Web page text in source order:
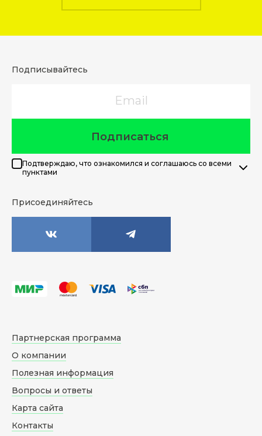
Подписывайтесь
Подписаться
Подтверждаю, что ознакомился и соглашаюсь со всеми
пунктами
Присоединяйтесь
Партнерская программа
О компании
Полезная информация
Вопросы и ответы
Карта сайта
Контакты